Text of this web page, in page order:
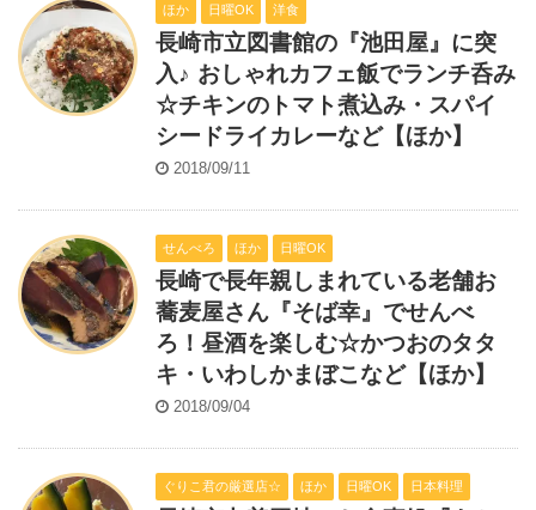
ほか 日曜OK 洋食
長崎市立図書館の『池田屋』に突
入♪ おしゃれカフェ飯でランチ呑み
☆チキンのトマト煮込み・スパイ
シードライカレーなど【ほか】
2018/09/11
せんべろ ほか 日曜OK
長崎で長年親しまれている老舗お
蕎麦屋さん『そば幸』でせんべ
ろ！昼酒を楽しむ☆かつおのタタ
キ・いわしかまぼこなど【ほか】
2018/09/04
ぐりこ君の厳選店☆ ほか 日曜OK 日本料理